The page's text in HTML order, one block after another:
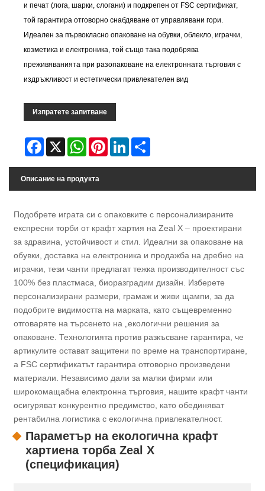
и печат (лога, шарки, слогани) и подкрепен от FSC сертификат,
той гарантира отговорно снабдяване от управлявани гори.
Идеален за първокласно опаковане на обувки, облекло, играчки,
козметика и електроника, той също така подобрява
преживяванията при разопаковане на електронната търговия с
издръжливост и естетически привлекателен вид
Изпратете запитване
Facebook
X WhatsAppPinterestLinkedIn
Описание на продукта
Подобрете играта си с опаковките с ‌персонализираните
експресни торби от крафт хартия‌ на Zeal X – проектирани
за здравина, устойчивост и стил. Идеални за ‌опаковане на
обувки‌, ‌доставка на електроника‌ и ‌продажба на дребно на
играчки‌, тези чанти предлагат ‌тежка производителност‌ със
100% без пластмаса, биоразградим дизайн. Изберете
персонализирани размери, грамаж и живи щампи, за да
подобрите видимостта на марката, като същевременно
отговаряте на търсенето на „екологични решения за
опаковане‌. ‌Технологията против разкъсване‌ гарантира, че
артикулите остават защитени по време на транспортиране,
а FSC сертификатът гарантира отговорно произведени
материали. Независимо дали за малки фирми или
широкомащабна електронна търговия, нашите крафт чанти
осигуряват конкурентно предимство, като обединяват
‌рентабилна логистика‌ с екологична привлекателност.
Параметър на екологична крафт
хартиена торба Zeal X
(спецификация)